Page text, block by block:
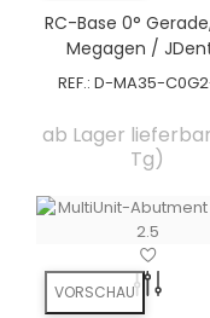
RC-Base 0°
Megagen /
REF.: D-MA35-
ab Lager
Tg)
VORSCHAU